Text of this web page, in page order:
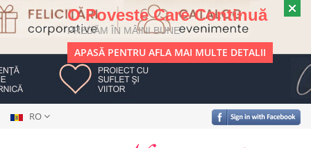
O Poveste Care Continuă
PREDĂM ÎN MÂINI BUNE
APASĂ PENTRU AFLA MAI MULTE DETALII
RO